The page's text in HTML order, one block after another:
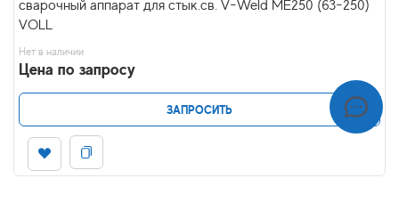
сварочный аппарат для стык.св. V-Weld ME250 (63-250)
VOLL
Нет в наличии
Цена по запросу
ЗАПРОСИТЬ